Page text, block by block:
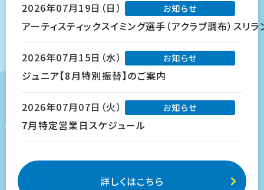
2026年07月19日（日） お知らせ
アーティスティックスイミング選手（アクラブ調布）スリ
2026年07月15日（水） お知らせ
ジュニア【8月特別振替】のご案内
2026年07月07日（火） お知らせ
7月特定営業日スケジュール
詳しくはこちら